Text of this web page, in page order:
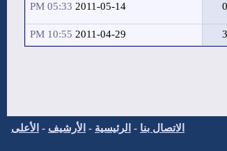
0
2011-05-14
05:33 PM
3
2011-04-29
10:55 PM
الاتصال بنا - الرئيسية - الأرشيف - الأعلى